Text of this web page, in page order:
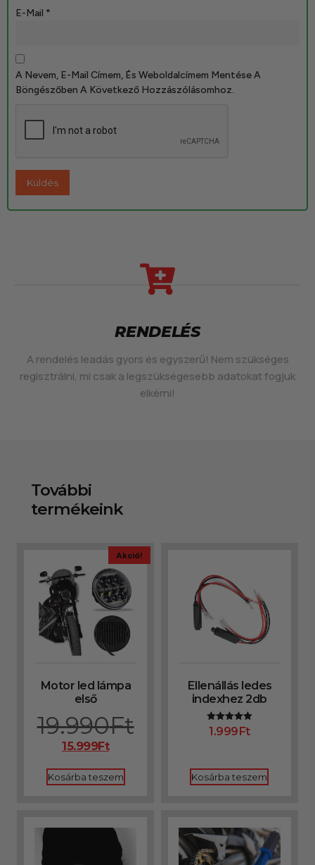
E-Mail *
A Nevem, E-Mail Címem, És Weboldalcímem Mentése A
Böngészőben A Következő Hozzászólásomhoz.
RENDELÉS
A rendelés leadás gyors és egyszerű! Nem szükséges
regisztrálni, mi csak a legszükségesebb adatokat fogjuk
elkérni!
További
termékeink
Akció!
Motor led lámpa
első
19.990Ft
15.999Ft
Kosárba teszem
Ellenállás ledes
indexhez 2db
Értékelés:
5.00
1.999Ft
Kosárba teszem